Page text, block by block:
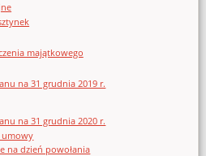
majątkowego
na 31 grudnia 2019 r.
na 31 grudnia 2020 r.
umowy
na dzień powołania